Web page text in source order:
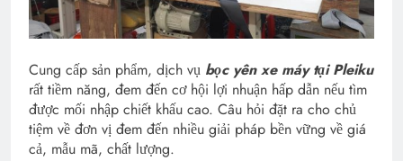
Cung cấp sản phẩm, dịch vụ bọc yên xe máy tại Pleiku
rất tiềm năng, đem đến cơ hội lợi nhuận hấp dẫn nếu tìm
được mối nhập chiết khấu cao. Câu hỏi đặt ra cho chủ
tiệm về đơn vị đem đến nhiều giải pháp bền vững về giá
cả, mẫu mã, chất lượng.